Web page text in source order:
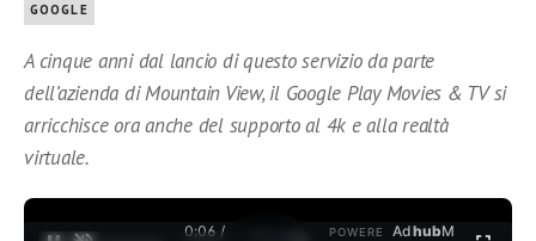
GOOGLE
A cinque anni dal lancio di questo servizio da parte
dell’azienda di Mountain View, il Google Play Movies & TV si
arricchisce ora anche del supporto al 4k e alla realtà
virtuale.
0:06 /
POWERE
AdhubM